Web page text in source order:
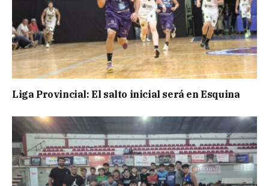
Liga Provincial: El salto inicial será en Esquina